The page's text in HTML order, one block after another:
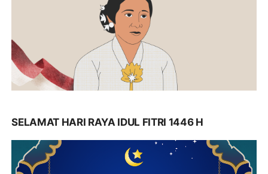
SELAMAT HARI RAYA IDUL FITRI 1446 H